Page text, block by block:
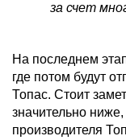
за счет
На последнем
где потом будут
Топас. Стоит
значительно
производителя